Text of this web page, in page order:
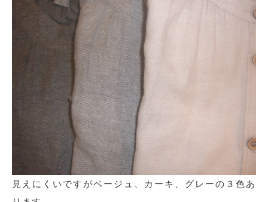
見えにくいですがベージュ、カーキ、グレーの３色あ